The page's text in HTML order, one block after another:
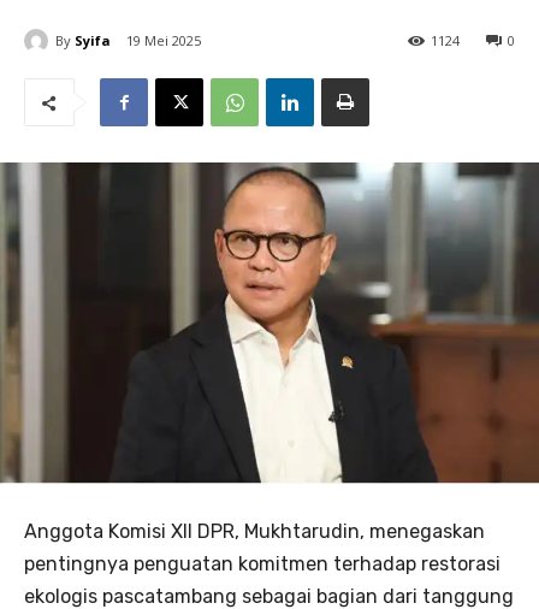
By Syifa 19 Mei 2025 0
1124
Anggota Komisi XII DPR, Mukhtarudin, menegaskan
pentingnya penguatan komitmen terhadap restorasi
ekologis pascatambang sebagai bagian dari tanggung